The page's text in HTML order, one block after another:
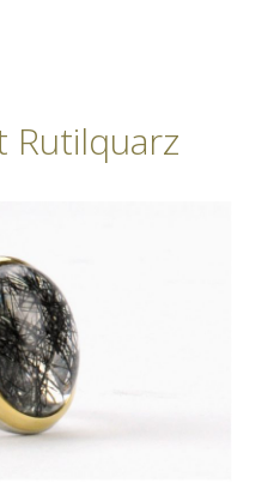
Rutilquarz